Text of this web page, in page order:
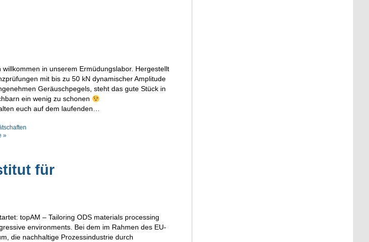
in unserem Ermüdungslabor. Hergestellt
mit bis zu 50 kN dynamischer Amplitude
Geräuschpegels, steht das gute Stück in
ein wenig zu schonen
euch auf dem laufenden…
»
für
topAM – Tailoring ODS materials processing
environments. Bei dem im Rahmen des EU-
die nachhaltige Prozessindustrie durch